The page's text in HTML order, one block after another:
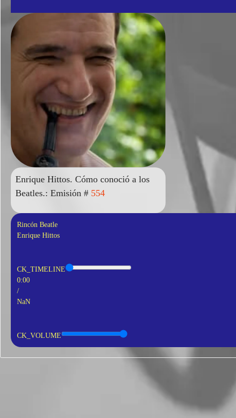
Enrique Hittos. Cómo conoció a los
Beatles.: Emisión # 554
Rincón Beatle
Enrique Hittos
CK_TIMELINE
0:00
/
NaN
CK_VOLUME